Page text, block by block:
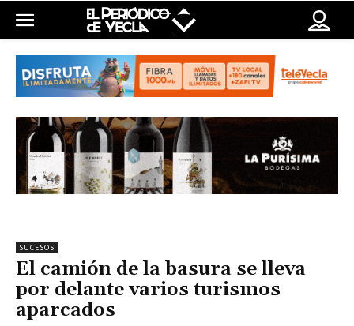
SUCESOS
El camión de la basura se lleva
por delante varios turismos
aparcados